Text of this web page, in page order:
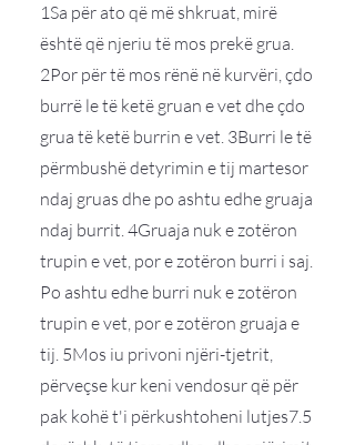
1Sa për ato që më shkruat, mirë
është që njeriu të mos prekë grua.
2Por për të mos rënë në kurvëri, çdo
burrë le të ketë gruan e vet dhe çdo
grua të ketë burrin e vet. 3Burri le të
përmbushë detyrimin e tij martesor
ndaj gruas dhe po ashtu edhe gruaja
ndaj burrit. 4Gruaja nuk e zotëron
trupin e vet, por e zotëron burri i saj.
Po ashtu edhe burri nuk e zotëron
trupin e vet, por e zotëron gruaja e
tij. 5Mos iu privoni njëri-tjetrit,
përveçse kur keni vendosur që për
pak kohë t'i përkushtoheni lutjes7.5